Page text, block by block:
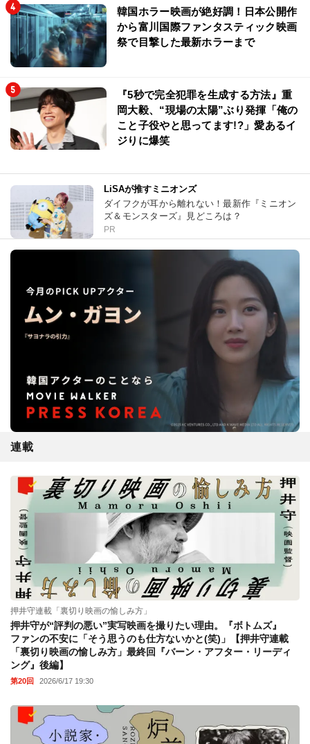
韓国ホラー映画が絶好調！日本公開作
から富川国際ファンタスティック映画
祭で目撃した最新ホラーまで
『5秒で完全犯罪を生成する方法』重
岡大毅、“現場の太陽”ぶり発揮「俺の
こと子役やと思ってます!?」愛あるイ
ジりに爆笑
LiSAが推すミニオンズ
ダイフクが耳から離れない！最新作『ミニオン
ズ＆モンスターズ』見どころは？
PR
連載
押井守連載「裏切り映画の愉しみ方」
押井守が“評判の悪い”実写映画を撮りたい理由。『ボトムズ』
ファンの不安に「そう思うのも仕方ないかと(笑)」【押井守連載
「裏切り映画の愉しみ方」最終回『バーン・アフター・リーディ
ング』後編】
第20回 2026/6/17 19:30